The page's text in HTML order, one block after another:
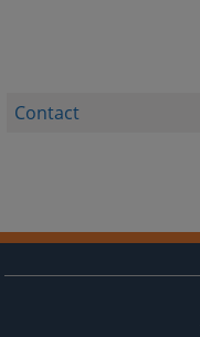
Contact